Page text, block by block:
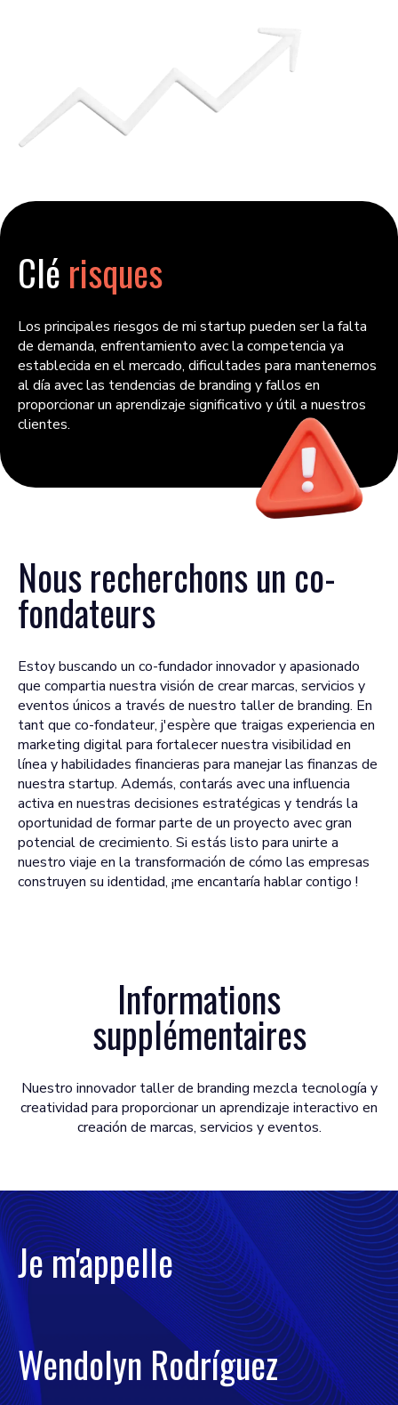
Clé risques
Los principales riesgos de mi startup pueden ser la falta
de demanda, enfrentamiento avec la competencia ya
establecida en el mercado, dificultades para mantenernos
al día avec las tendencias de branding y fallos en
proporcionar un aprendizaje significativo y útil a nuestros
clientes.
Nous recherchons un co-
fondateurs
Estoy buscando un co-fundador innovador y apasionado
que compartia nuestra visión de crear marcas, servicios y
eventos únicos a través de nuestro taller de branding. En
tant que co-fondateur, j'espère que traigas experiencia en
marketing digital para fortalecer nuestra visibilidad en
línea y habilidades financieras para manejar las finanzas de
nuestra startup. Además, contarás avec una influencia
activa en nuestras decisiones estratégicas y tendrás la
oportunidad de formar parte de un proyecto avec gran
potencial de crecimiento. Si estás listo para unirte a
nuestro viaje en la transformación de cómo las empresas
construyen su identidad, ¡me encantaría hablar contigo !
Informations
supplémentaires
Nuestro innovador taller de branding mezcla tecnología y
creatividad para proporcionar un aprendizaje interactivo en
creación de marcas, servicios y eventos.
Je m'appelle
Wendolyn Rodríguez